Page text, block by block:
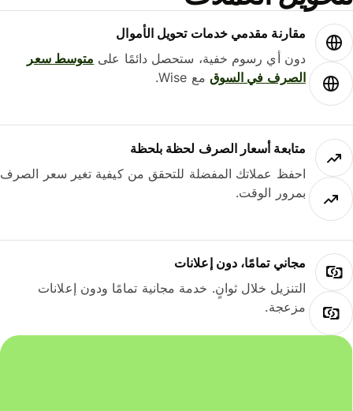
مقارنة مقدمي خدمات تحويل الأموال
دون أي رسوم خفية، ستحصل دائمًا علىمتوسط ​​سعر
الصرف في السوقمع Wise.
متابعة أسعار الصرف لحظة بلحظة
احفظ عملاتك المفضلة للتحقق من كيفية تغير سعر الصرف
بمرور الوقت.
مجاني تمامًا، دون إعلانات
التنزيل خلال ثوانٍ. خدمة مجانية تمامًا ودون إعلانات
مزعجة.